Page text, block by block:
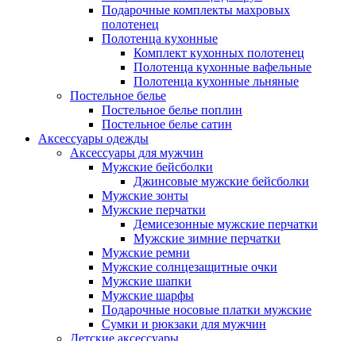
Подарочные комплекты махровых
полотенец
Полотенца кухонные
Комплект кухонных полотенец
Полотенца кухонные вафельные
Полотенца кухонные льняные
Постельное белье
Постельное белье поплин
Постельное белье сатин
Аксессуары одежды
Аксессуары для мужчин
Мужские бейсболки
Джинсовые мужские бейсболки
Мужские зонты
Мужские перчатки
Демисезонные мужские перчатки
Мужские зимние перчатки
Мужские ремни
Мужские солнцезащитные очки
Мужские шапки
Мужские шарфы
Подарочные носовые платки мужские
Сумки и рюкзаки для мужчин
Детские аксессуары